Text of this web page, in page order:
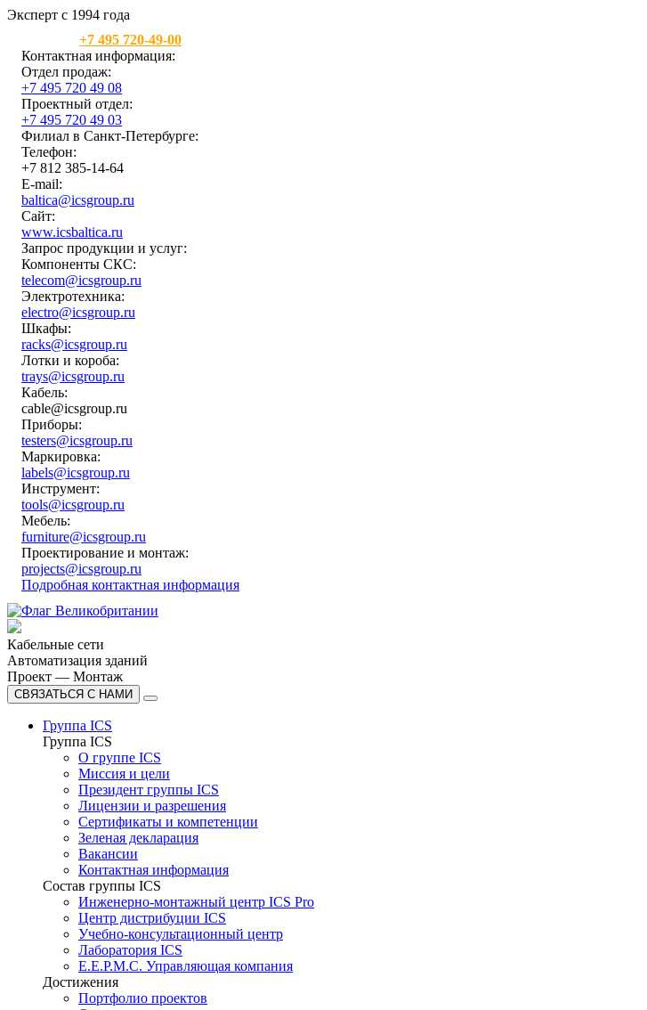
Эксперт с 1994 года
+7 495 720-49-00
Контактная информация:
Отдел продаж:
+7 495 720 49 08
Проектный отдел:
+7 495 720 49 03
Филиал в Санкт-Петербурге:
Телефон:
+7 812 385-14-64
E-mail:
baltica@icsgroup.ru
Сайт:
www.icsbaltica.ru
Запрос продукции и услуг:
Компоненты СКС:
telecom@icsgroup.ru
Электротехника:
electro@icsgroup.ru
Шкафы:
racks@icsgroup.ru
Лотки и короба:
trays@icsgroup.ru
Кабель:
cable@icsgroup.ru
Приборы:
testers@icsgroup.ru
Маркировка:
labels@icsgroup.ru
Инструмент:
tools@icsgroup.ru
Мебель:
furniture@icsgroup.ru
Проектирование и монтаж:
projects@icsgroup.ru
Подробная контактная информация
Кабельные сети
Автоматизация зданий
Проект — Монтаж
СВЯЗАТЬСЯ С НАМИ
Группа ICS
Группа ICS
О группе ICS
Миссия и цели
Президент группы ICS
Лицензии и разрешения
Сертификаты и компетенции
Зеленая декларация
Вакансии
Контактная информация
Состав группы ICS
Инженерно-монтажный центр ICS Pro
Центр дистрибуции ICS
Учебно-консультационный центр
Лаборатория ICS
E.E.P.M.C. Управляющая компания
Достижения
Портфолио проектов